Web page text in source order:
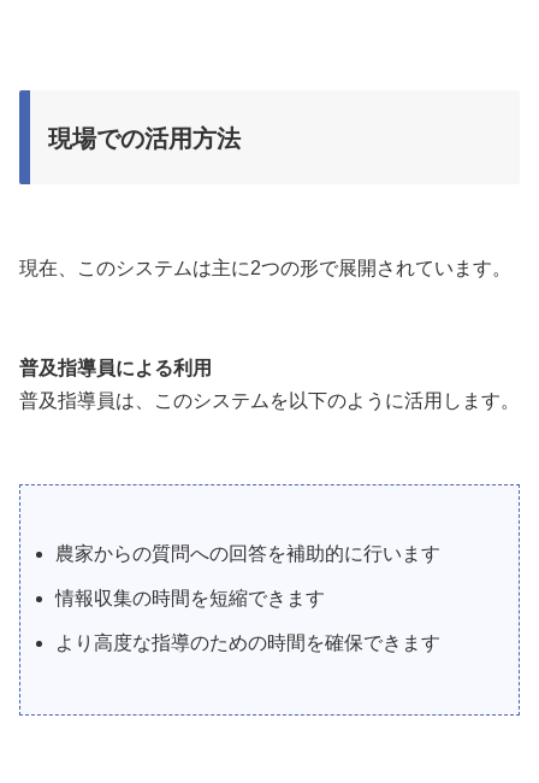
現場での活用方法
現在、このシステムは主に2つの形で展開されています。
普及指導員による利用
普及指導員は、このシステムを以下のように活用します。
農家からの質問への回答を補助的に行います
情報収集の時間を短縮できます
より高度な指導のための時間を確保できます